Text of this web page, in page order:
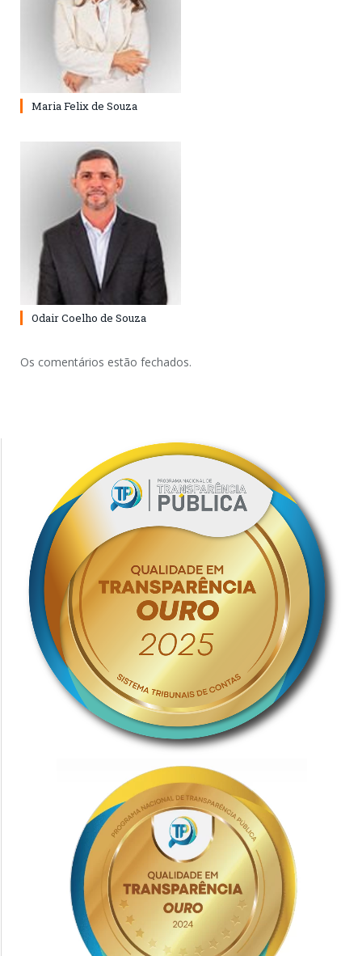
Maria Felix de Souza
Odair Coelho de Souza
Os comentários estão fechados.